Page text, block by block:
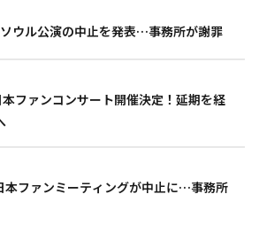
ウル公演の中止を発表…事務所が謝罪
ファンコンサート開催決定！延期を経
本ファンミーティングが中止に…事務所